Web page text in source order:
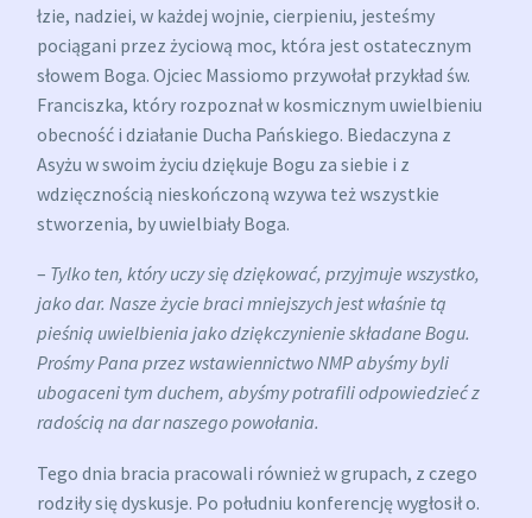
łzie, nadziei, w każdej wojnie, cierpieniu, jesteśmy
pociągani przez życiową moc, która jest ostatecznym
słowem Boga. Ojciec Massiomo przywołał przykład św.
Franciszka, który rozpoznał w kosmicznym uwielbieniu
obecność i działanie Ducha Pańskiego. Biedaczyna z
Asyżu w swoim życiu dziękuje Bogu za siebie i z
wdzięcznością nieskończoną wzywa też wszystkie
stworzenia, by uwielbiały Boga.
– Tylko ten, który uczy się dziękować, przyjmuje wszystko,
jako dar. Nasze życie braci mniejszych jest właśnie tą
pieśnią uwielbienia jako dziękczynienie składane Bogu.
Prośmy Pana przez wstawiennictwo NMP abyśmy byli
ubogaceni tym duchem, abyśmy potrafili odpowiedzieć z
radością na dar naszego powołania.
Tego dnia bracia pracowali również w grupach, z czego
rodziły się dyskusje. Po południu konferencję wygłosił o.